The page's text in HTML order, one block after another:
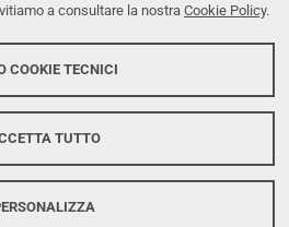
a consultare la nostra Cookie Policy.
COOKIE TECNICI
TUTTO
personali